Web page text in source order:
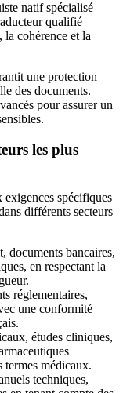
natif spécialisé
qualifié
cohérence et la
une protection
des documents.
pour assurer un
les plus
exigences spécifiques
différents secteurs
documents bancaires,
en respectant la
réglementaires,
une conformité
études cliniques,
termes médicaux.
techniques,